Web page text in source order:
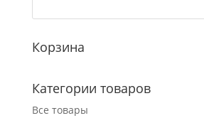
Корзина
Категории товаров
Все товары